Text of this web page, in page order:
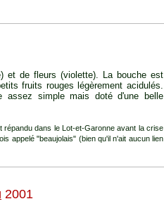
et de fleurs (violette). La bouche est
fruits rouges légèrement acidulés.
assez simple mais doté d'une belle
dans le Lot-et-Garonne avant la crise
appelé "beaujolais" (bien qu'il n'ait aucun lien
2001